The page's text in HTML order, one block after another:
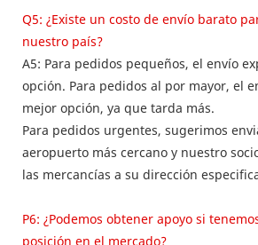
Q5: ¿Existe un costo de envío barato
nuestro país?
A5: Para pedidos pequeños, el envío
opción. Para pedidos al por mayor, el
mejor opción, ya que tarda más.
Para pedidos urgentes, sugerimos
aeropuerto más cercano y nuestro
las mercancías a su dirección
P6: ¿Podemos obtener apoyo si
posición en el mercado?